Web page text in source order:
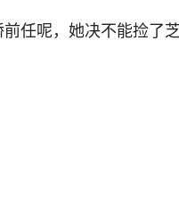
任呢，她决不能捡了芝